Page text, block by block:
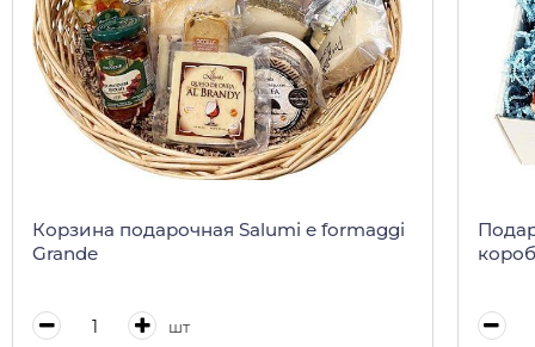
Корзина подарочная Salumi e formaggi
Grande
шт